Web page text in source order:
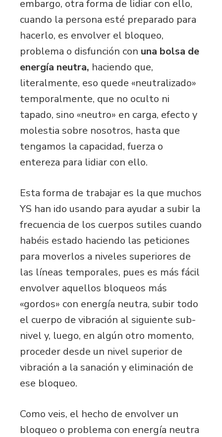
embargo, otra forma de lidiar con ello,
cuando la persona esté preparado para
hacerlo, es envolver el bloqueo,
problema o disfunción con una bolsa de
energía neutra, haciendo que,
literalmente, eso quede «neutralizado»
temporalmente, que no oculto ni
tapado, sino «neutro» en carga, efecto y
molestia sobre nosotros, hasta que
tengamos la capacidad, fuerza o
entereza para lidiar con ello.
Esta forma de trabajar es la que muchos
YS han ido usando para ayudar a subir la
frecuencia de los cuerpos sutiles cuando
habéis estado haciendo las peticiones
para moverlos a niveles superiores de
las líneas temporales, pues es más fácil
envolver aquellos bloqueos más
«gordos» con energía neutra, subir todo
el cuerpo de vibración al siguiente sub-
nivel y, luego, en algún otro momento,
proceder desde un nivel superior de
vibración a la sanación y eliminación de
ese bloqueo.
Como veis, el hecho de envolver un
bloqueo o problema con energía neutra